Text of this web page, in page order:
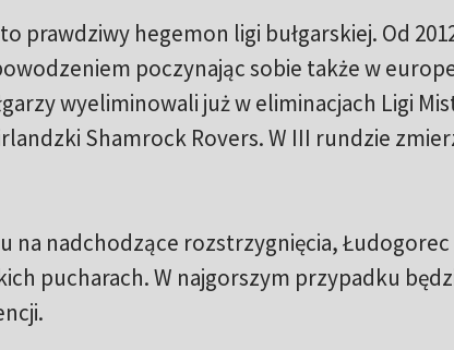
prawdziwy hegemon ligi bułgarskiej. Od
poczynając sobie także w
wyeliminowali już w eliminacjach Ligi
Shamrock Rovers. W III rundzie
na nadchodzące rozstrzygnięcia,
pucharach. W najgorszym przypadku